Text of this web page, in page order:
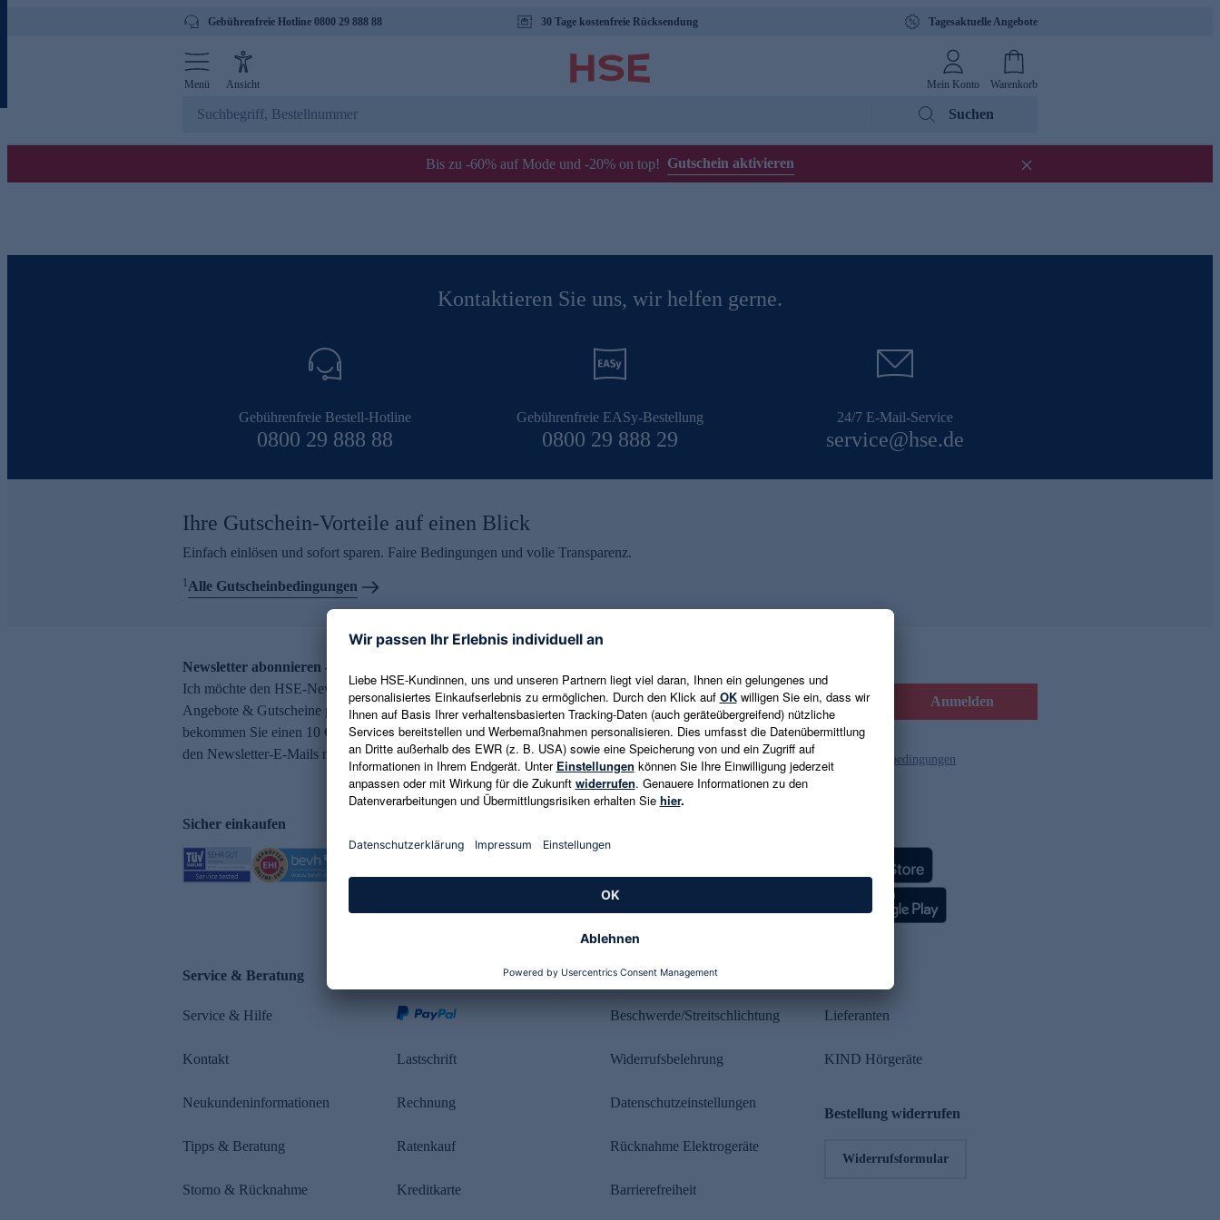
Gebührenfreie Hotline 0800 29 888 88 30 Tage kostenfreie Rücksendung Tagesaktuelle Angebote
Menü Ansicht Mein Konto Warenkorb
Suchen
Bis zu -60% auf Mode und -20% on top! Gutschein aktivieren
Kontaktieren Sie uns, wir helfen gerne.
Gebührenfreie Bestell-Hotline
0800 29 888 88
Gebührenfreie EASy-Bestellung
0800 29 888 29
24/7 E-Mail-Service
service@hse.de
Ihre Gutschein-Vorteile auf einen Blick
Einfach einlösen und sofort sparen. Faire Bedingungen und volle Transparenz.
1Alle Gutscheinbedingungen
Newsletter abonnieren – 10 € Gutschein erhalten
Ich möchte den HSE-Newsletter abonnieren und aktuelle Trends,
Angebote & Gutscheine per E-Mail erhalten. Als Dankeschön
bekommen Sie einen 10 € Gutschein. Eine Abmeldung ist jederzeit in
den Newsletter-E-Mails möglich.
E-Mail-Adresse eingeben Anmelden
Es gelten die Datenschutzrichtlinien und die Gutscheinbedingungen
Sicher einkaufen
Service & Beratung
Service & Hilfe
Kontakt
Neukundeninformationen
Tipps & Beratung
Storno & Rücknahme
Lastschrift
Rechnung
Ratenkauf
Kreditkarte
Rechtliches
Beschwerde/Streitschlichtung
Widerrufsbelehrung
Datenschutzeinstellungen
Rücknahme Elektrogeräte
Barrierefreiheit
Lieferanten
KIND Hörgeräte
Bestellung widerrufen
Widerrufsformular